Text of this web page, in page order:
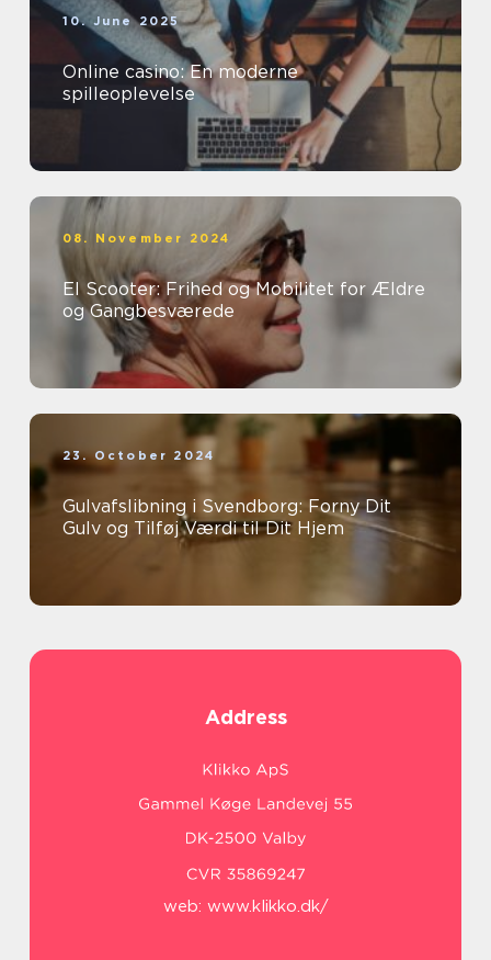
10. June 2025
Online casino: En moderne
spilleoplevelse
08. November 2024
El Scooter: Frihed og Mobilitet for Ældre
og Gangbesværede
23. October 2024
Gulvafslibning i Svendborg: Forny Dit
Gulv og Tilføj Værdi til Dit Hjem
Address
web: www.klikko.dk/